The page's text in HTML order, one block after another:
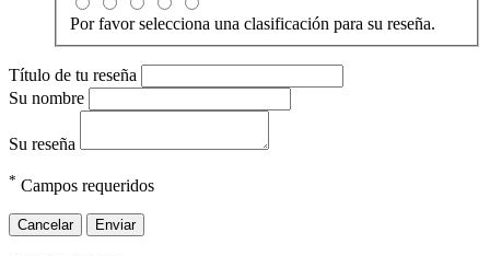
Por favor selecciona una clasificación para su reseña.
Título de tu reseña
Su nombre
Su reseña
* Campos requeridos
Cancelar Enviar